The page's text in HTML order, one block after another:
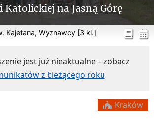
Katolickiej na Jasną Górę
Kajetana, Wyznawcy [3 kl.]
jest już nieaktualne – zobacz
z bieżącego roku
Kraków